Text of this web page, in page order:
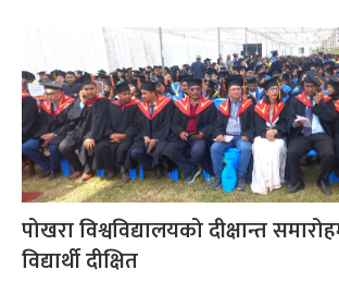
पोखरा विश्वविद्यालयको दीक्षान्त
विद्यार्थी दीक्षित